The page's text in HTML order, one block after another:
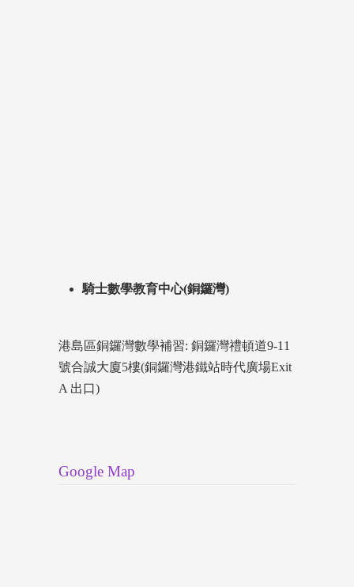
騎士數學教育中心(銅鑼灣)
港島區銅鑼灣數學補習: 銅鑼灣禮頓道9-11
號合誠大廈5樓(銅鑼灣港鐵站時代廣場Exit
A 出口)
Google Map